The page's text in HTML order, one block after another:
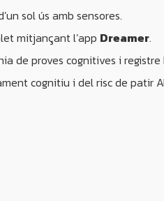
sol ús amb sensores.
mitjançant l’app Dreamer.
de proves cognitives i registre
cognitiu i del risc de patir